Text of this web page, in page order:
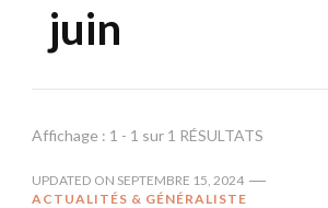
juin
Affichage : 1 - 1 sur 1 RÉSULTATS
UPDATED ON SEPTEMBRE 15, 2024
ACTUALITÉS & GÉNÉRALISTE